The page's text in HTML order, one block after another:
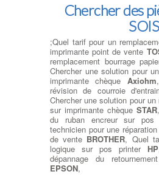
Chercher des
;Quel tarif pour un
imprimante point de vente
remplacement bourrage
Chercher une solution pour
imprimante chèque Axiohm
révision de courroie
Chercher une solution pour
sur imprimante chèque STAR
du ruban encreur sur pos
technicien pour une
de vente BROTHER, Quel
logique sur pos printer HP
dépannage du
EPSON,